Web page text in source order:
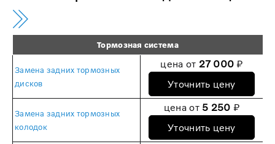
Тормозная система
Замена задних тормозных
дисков
цена от 27 000 ₽
Уточнить цену
Замена задних тормозных
колодок
цена от 5 250 ₽
Уточнить цену